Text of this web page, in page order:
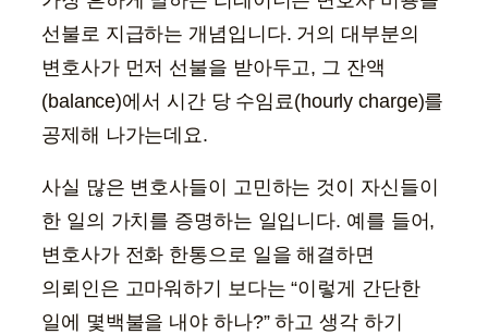
선불로 지급하는 개념입니다. 거의 대부분의
변호사가 먼저 선불을 받아두고, 그 잔액
(balance)에서 시간 당 수임료(hourly charge)를
공제해 나가는데요.
사실 많은 변호사들이 고민하는 것이 자신들이
한 일의 가치를 증명하는 일입니다. 예를 들어,
변호사가 전화 한통으로 일을 해결하면
의뢰인은 고마워하기 보다는 “이렇게 간단한
일에 몇백불을 내야 하나?” 하고 생각 하기